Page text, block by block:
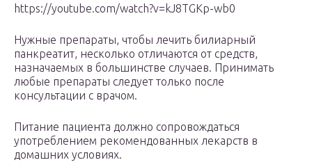
https://youtube.com/watch?v=kJ8TGKp-wb0
Нужные препараты, чтобы лечить билиарный
панкреатит, несколько отличаются от средств,
назначаемых в большинстве случаев. Принимать
любые препараты следует только после
консультации с врачом.
Питание пациента должно сопровождаться
употреблением рекомендованных лекарств в
домашних условиях.